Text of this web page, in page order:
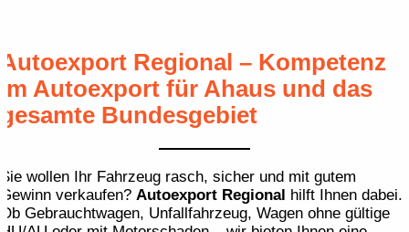
Autoexport Regional – Kompetenz
im Autoexport für Ahaus und das
gesamte Bundesgebiet
Sie wollen Ihr Fahrzeug rasch, sicher und mit gutem
Gewinn verkaufen? Autoexport Regional hilft Ihnen dabei.
Ob Gebraucht­wagen, Unfall­fahrzeug, Wagen ohne gültige